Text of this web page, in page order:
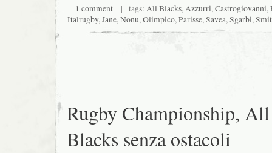
1 comment | tags: All Blacks,Azzurri,Castrogiovanni,
Italrugby,Jane,Nonu,Olimpico,Parisse,Savea,Sgarbi,
Rugby Championship, All
Blacks senza ostacoli